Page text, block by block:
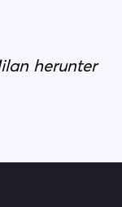
herunter